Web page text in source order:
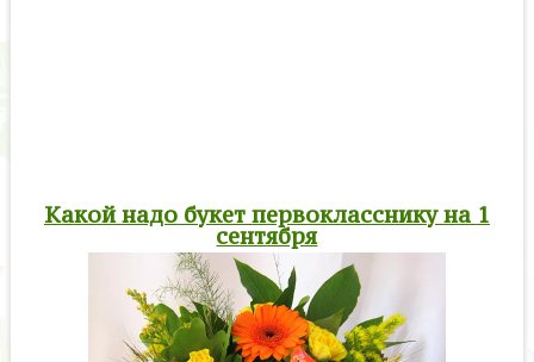
Какой надо букет первокласснику на 1
сентября